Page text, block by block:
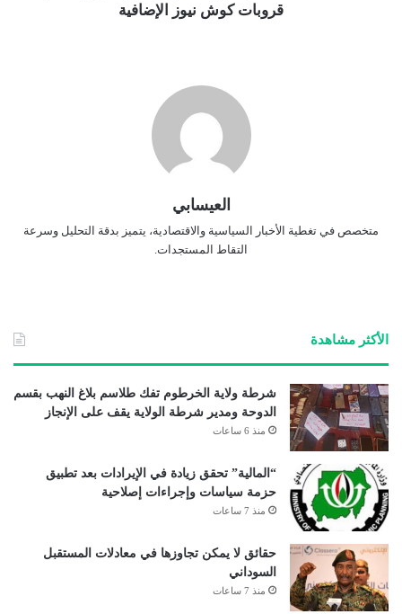
قروبات كوش نيوز الإضافية
العيسابي
متخصص في تغطية الأخبار السياسية والاقتصادية، يتميز بدقة التحليل وسرعة
التقاط المستجدات.
الأكثر مشاهدة
شرطة ولاية الخرطوم تفك طلاسم بلاغ النهب بقسم
الدوحة ومدير شرطة الولاية يقف على الإنجاز
منذ 6 ساعات
“المالية” تحقق زيادة في الإيرادات بعد تطبيق
حزمة سياسات وإجراءات إصلاحية
منذ 7 ساعات
حقائق لا يمكن تجاوزها في معادلات المستقبل
السوداني
منذ 7 ساعات